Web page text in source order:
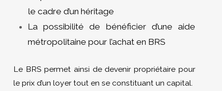
le cadre d’un héritage
La possibilité de bénéficier d’une aide
métropolitaine pour l’achat en BRS
Le BRS permet ainsi de devenir propriétaire pour
le prix d’un loyer tout en se constituant un capital.